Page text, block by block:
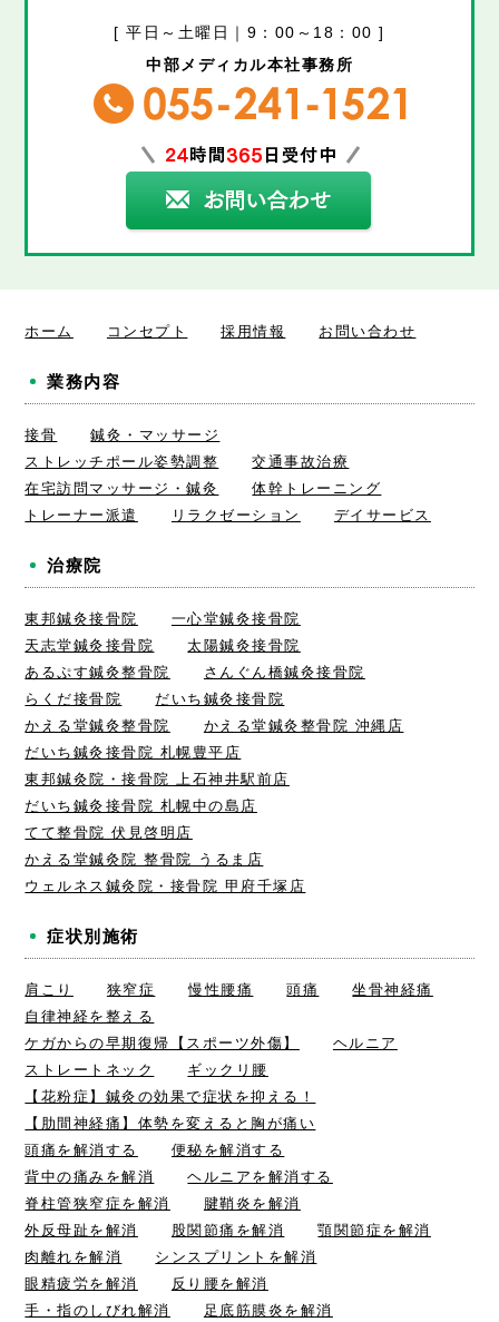
[ 平日～土曜日｜9：00～18：00 ]
中部メディカル本社事務所
ホーム コンセプト 採用情報 お問い合わせ
業務内容
接骨
鍼灸・マッサージ
ストレッチポール姿勢調整
交通事故治療
在宅訪問マッサージ・鍼灸
体幹トレーニング
トレーナー派遣
リラクゼーション デイサービス
治療院
東邦鍼灸接骨院
一心堂鍼灸接骨院
天志堂鍼灸接骨院
太陽鍼灸接骨院
あるぷす鍼灸整骨院
さんぐん橋鍼灸接骨院
らくだ接骨院
だいち鍼灸接骨院
かえる堂鍼灸整骨院
かえる堂鍼灸整骨院 沖縄店
だいち鍼灸接骨院 札幌豊平店
東邦鍼灸院・接骨院 上石神井駅前店
だいち鍼灸接骨院 札幌中の島店
てて整骨院 伏見啓明店
かえる堂鍼灸院 整骨院 うるま店
ウェルネス鍼灸院・接骨院 甲府千塚店
症状別施術
肩こり 狭窄症 慢性腰痛 頭痛
坐骨神経痛
自律神経を整える
ケガからの早期復帰【スポーツ外傷】
ヘルニア
ストレートネック
ギックリ腰
【花粉症】鍼灸の効果で症状を抑える！
【肋間神経痛】体勢を変えると胸が痛い
頭痛を解消する
便秘を解消する
背中の痛みを解消
ヘルニアを解消する
脊柱管狭窄症を解消
腱鞘炎を解消
外反母趾を解消
股関節痛を解消
顎関節症を解消
肉離れを解消
シンスプリントを解消
眼精疲労を解消
反り腰を解消
手・指のしびれ解消
足底筋膜炎を解消